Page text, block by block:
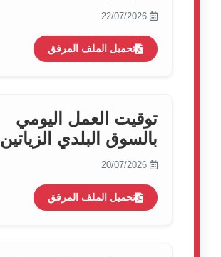
تحميل الملف المرفق
توقيت العمل اليومي
بالسوق البلدي الزياتين
تحميل الملف المرفق